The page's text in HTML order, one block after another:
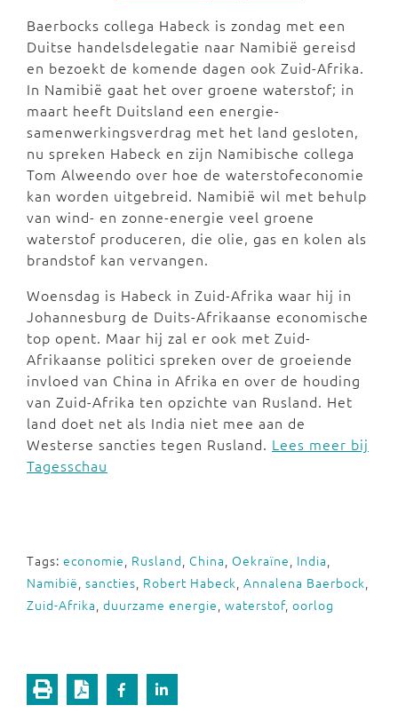
Baerbocks collega Habeck is zondag met een
Duitse handelsdelegatie naar Namibië gereisd
en bezoekt de komende dagen ook Zuid-Afrika.
In Namibië gaat het over groene waterstof; in
maart heeft Duitsland een energie-
samenwerkingsverdrag met het land gesloten,
nu spreken Habeck en zijn Namibische collega
Tom Alweendo over hoe de waterstofeconomie
kan worden uitgebreid. Namibië wil met behulp
van wind- en zonne-energie veel groene
waterstof produceren, die olie, gas en kolen als
brandstof kan vervangen.
Woensdag is Habeck in Zuid-Afrika waar hij in
Johannesburg de Duits-Afrikaanse economische
top opent. Maar hij zal er ook met Zuid-
Afrikaanse politici spreken over de groeiende
invloed van China in Afrika en over de houding
van Zuid-Afrika ten opzichte van Rusland. Het
land doet net als India niet mee aan de
Westerse sancties tegen Rusland. Lees meer bij
Tagesschau
Tags: economie, Rusland, China, Oekraïne, India,
Namibië, sancties, Robert Habeck, Annalena Baerbock,
Zuid-Afrika, duurzame energie, waterstof, oorlog